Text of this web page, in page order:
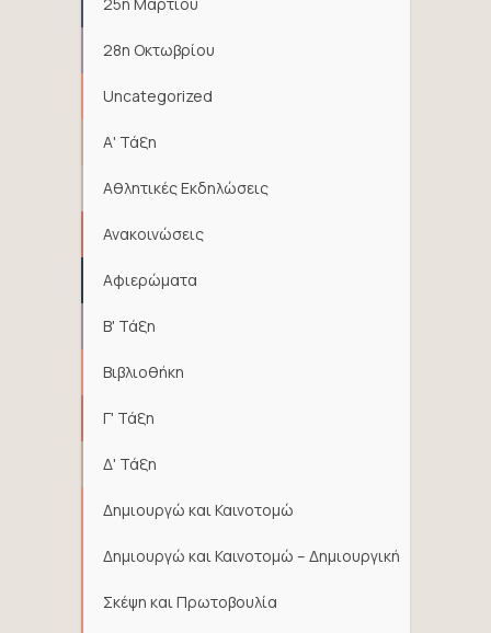
28η Οκτωβρίου
Uncategorized
Α' Τάξη
Αθλητικές Εκδηλώσεις
Ανακοινώσεις
Αφιερώματα
Β' Τάξη
Βιβλιοθήκη
Γ' Τάξη
Δ' Τάξη
Δημιουργώ και Καινοτομώ
Δημιουργώ και Καινοτομώ – Δημιουργική
Σκέψη και Πρωτοβουλία